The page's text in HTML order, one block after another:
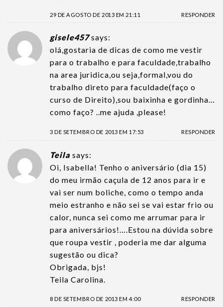
29 DE AGOSTO DE 2013 EM 21:11 RESPONDER
gisele457 says:
olá,gostaria de dicas de como me vestir
para o trabalho e para faculdade,trabalho
na area juridica,ou seja,formal,vou do
trabalho direto para faculdade(faço o
curso de Direito),sou baixinha e gordinha…
como faço? ..me ajuda ,please!
3 DE SETEMBRO DE 2013 EM 17:53 RESPONDER
Teila says:
Oi, Isabella! Tenho o aniversário (dia 15)
do meu irmão caçula de 12 anos para ir e
vai ser num boliche, como o tempo anda
meio estranho e não sei se vai estar frio ou
calor, nunca sei como me arrumar para ir
para aniversários!….Estou na dúvida sobre
que roupa vestir , poderia me dar alguma
sugestão ou dica?
Obrigada, bjs!
Teila Carolina.
8 DE SETEMBRO DE 2013 EM 4:00 RESPONDER